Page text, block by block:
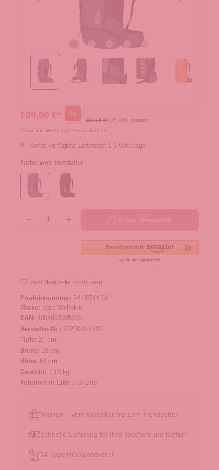
109,00 €* %
199,95 €* (45.49% gespart)
Preise inkl. MwSt. zzgl. Versandkosten
Sofort verfügbar, Lieferzeit: 1-3 Werktage
Farbe vom Hersteller
Zum Merkzettel hinzufügen
Produktnummer: 24.00744.60
Marke: Jack Wolfskin
EAN: 4064993995626
Hersteller-Nr.: 2020081-1292
Tiefe: 27 cm
Breite: 29 cm
Höhe: 64 cm
Gewicht: 1,18 kg
Volumen in Liter : 50 Liter
Marken – vom Klassiker bis zum Trendsetter
Schnelle Lieferung für Ihre Taschen und Koffer!
14 Tage Rückgaberecht